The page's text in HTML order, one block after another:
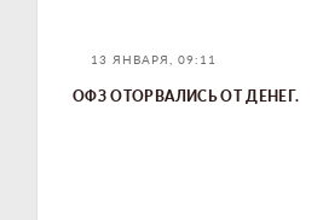
13 ЯНВАРЯ, 09:11
ОФЗ ОТОРВАЛИСЬ ОТ ДЕНЕГ.